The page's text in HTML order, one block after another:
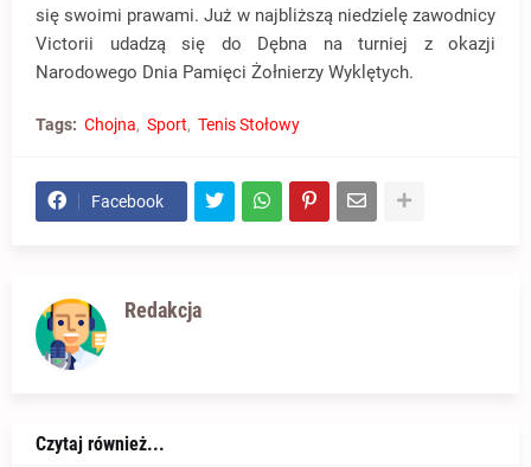
się swoimi prawami. Już w najbliższą niedzielę zawodnicy
Victorii udadzą się do Dębna na turniej z okazji
Narodowego Dnia Pamięci Żołnierzy Wyklętych.
Tags: Chojna Sport Tenis Stołowy
Facebook
Redakcja
Czytaj również...